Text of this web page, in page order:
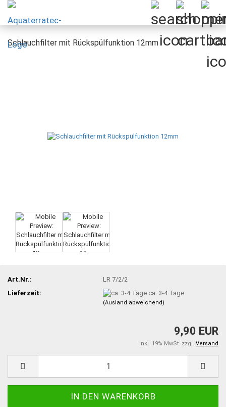
Schlauchfilter mit Rückspülfunktion 12mm
Art.Nr.:
LR 7/2/2
Lieferzeit:
ca. 3-4 Tage
(Ausland abweichend)
9,90 EUR
inkl. 19% MwSt. zzgl. Versand